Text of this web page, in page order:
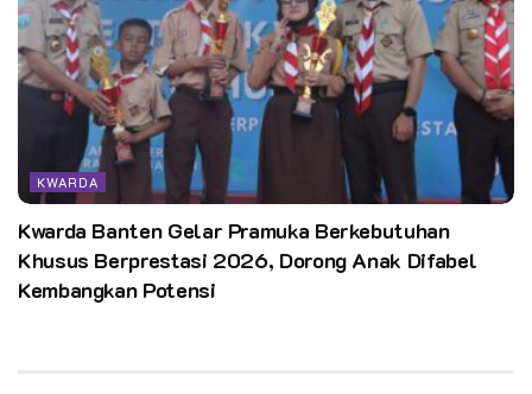
KWARDA
Kwarda Banten Gelar Pramuka Berkebutuhan
Khusus Berprestasi 2026, Dorong Anak Difabel
Kembangkan Potensi